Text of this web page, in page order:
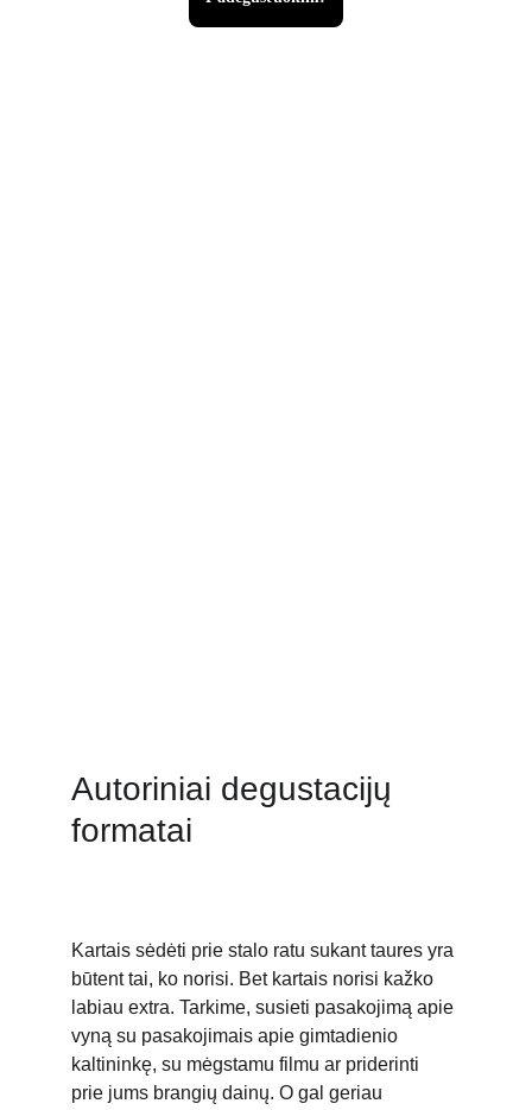
Autoriniai degustacijų
formatai
Kartais sėdėti prie stalo ratu sukant taures yra
būtent tai, ko norisi. Bet kartais norisi kažko
labiau extra. Tarkime, susieti pasakojimą apie
vyną su pasakojimais apie gimtadienio
kaltininkę, su mėgstamu filmu ar priderinti
prie jums brangių dainų. O gal geriau